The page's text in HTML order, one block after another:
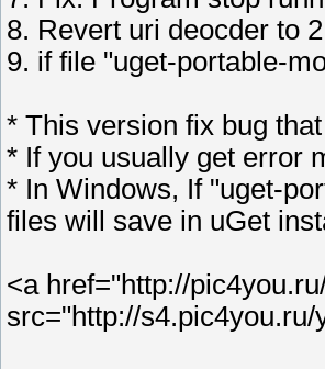
8. Revert uri deocder to
9. if file "uget-portable-
* This version fix bug
* If you usually get error
* In Windows, If "uget-
files will save in uGet
<a href="http://
src="http://